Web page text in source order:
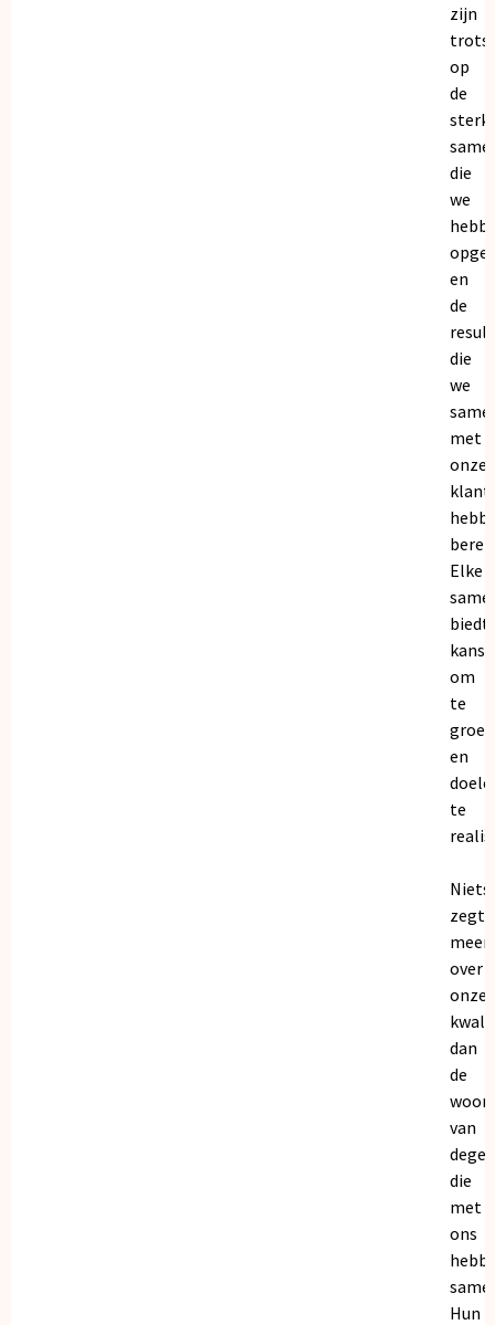
zijn
trots
op
de
die
we
en
de
die
we
met
onze
Elke
biedt
om
te
en
te
Niets
zegt
meer
over
onze
dan
de
van
die
met
ons
Hun